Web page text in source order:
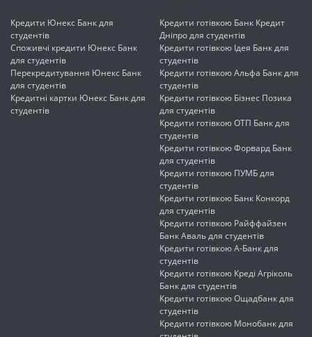
Кредити Юнекс Банк для
студентів
Споживчі кредити Юнекс Банк
для студентів
Перекредитування Юнекс Банк
для студентів
Кредитні картки Юнекс Банк для
студентів
Кредити готівкою Банк Кредит
Дніпро для студентів
Кредити готівкою Ідея Банк для
студентів
Кредити готівкою Альфа Банк для
студентів
Кредити готівкою Бізнес Позика
для студентів
Кредити готівкою ОТП Банк для
студентів
Кредити готівкою Форвард Банк
для студентів
Кредити готівкою ПУМБ для
студентів
Кредити готівкою Банк Конкорд
для студентів
Кредити готівкою Райффайзен
Банк Аваль для студентів
Кредити готівкою А-Банк для
студентів
Кредити готівкою Креді Агріколь
Банк для студентів
Кредити готівкою Ощадбанк для
студентів
Кредити готівкою Монобанк для